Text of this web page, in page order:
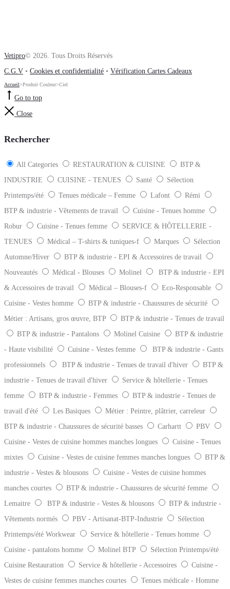
Vetipro© 2026. Tous Droits Réservés
C.G.V • Cookies et confidentialité • Vérification Cartes Cadeaux
Accueil>Produit Couleur>Ciel
Go to top
Close
Rechercher
All Categories RESTAURATION & CUISINE
BTP &
INDUSTRIE
CUISINE - TENUES Santé
Sélection
Printemps/été
Tenues médicale – Femme Lafont
Rémi
BTP & industrie - Vêtements de travail
Cuisine - Tenues homme
Robur
Cuisine - Tenues femme
SERVICE & HÔTELLERIE -
TENUES
Médical – T-shirts & tuniques-f Marques
Sélection
Automne/Hiver
BTP & industrie - EPI & Accessoires de travail
Nouveautés
Médical - Blouses Molinel
BTP & industrie - EPI
& Accessoires de travail
Médical – Blouses-f
Eco-Responsable
Cuisine - Vestes homme
BTP & industrie - Chaussures de sécurité
Métier : Artisans, gros œuvre, BTP
BTP & industrie - Tenues de travail
BTP & industrie - Pantalons
Molinel Cuisine
BTP & industrie
- Haute visibilité
Cuisine - Vestes femme
BTP & industrie - Gants
professionnels
BTP & industrie - Tenues de travail d'hiver
BTP &
industrie - Tenues de travail d'hiver
Service & hôtellerie - Tenues
femme
BTP & industrie - Femmes
BTP & industrie - Tenues de
travail d'été
Les Basiques
Métier : Peintre, plâtrier, carreleur
BTP & industrie - Chaussures de sécurité basses
Carhartt
PBV
Cuisine - Vestes de cuisine hommes manches longues
Cuisine - Tenues
mixtes
Cuisine - Vestes de cuisine femmes manches longues
BTP &
industrie - Vestes & blousons
Cuisine - Vestes de cuisine hommes
manches courtes
BTP & industrie - Chaussures de sécurité femme
Lemaitre
BTP & industrie - Vestes & blousons
BTP & industrie -
Vêtements normés
PBV - Artisanat-BTP-Industrie
Sélection
Printemps/été Workwear
Service & hôtellerie - Tenues homme
Cuisine - pantalons homme
Molinel BTP
Sélection Printemps/été
Cuisine Restauration
Service & hôtellerie - Accessoires
Cuisine -
Vestes de cuisine femmes manches courtes
Tenues médicale - Homme